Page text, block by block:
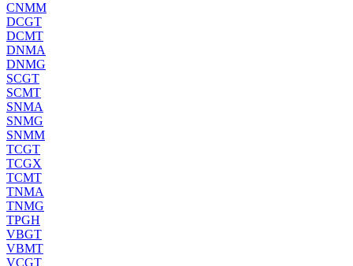
CNMM
DCGT
DCMT
DNMA
DNMG
SCGT
SCMT
SNMA
SNMG
SNMM
TCGT
TCGX
TCMT
TNMA
TNMG
TPGH
VBGT
VBMT
VCGT